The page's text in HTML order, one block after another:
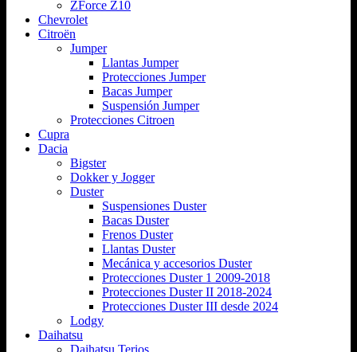
ZForce Z10
Chevrolet
Citroën
Jumper
Llantas Jumper
Protecciones Jumper
Bacas Jumper
Suspensión Jumper
Protecciones Citroen
Cupra
Dacia
Bigster
Dokker y Jogger
Duster
Suspensiones Duster
Bacas Duster
Frenos Duster
Llantas Duster
Mecánica y accesorios Duster
Protecciones Duster 1 2009-2018
Protecciones Duster II 2018-2024
Protecciones Duster III desde 2024
Lodgy
Daihatsu
Daihatsu Terios